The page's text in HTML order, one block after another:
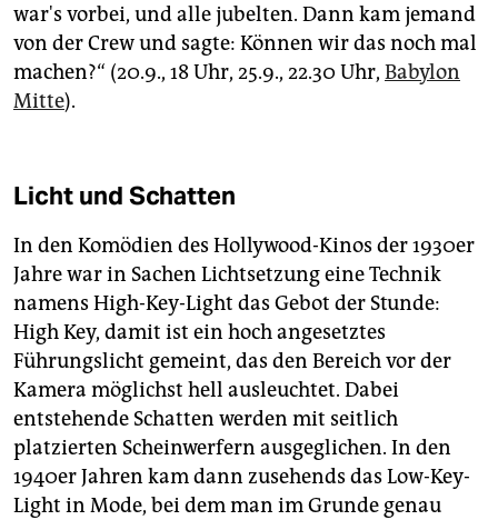
war's vorbei, und alle jubelten. Dann kam jemand
von der Crew und sagte: Können wir das noch mal
machen?“ (20.9., 18 Uhr, 25.9., 22.30 Uhr, Babylon
Mitte).
Licht und Schatten
In den Komödien des Hollywood-Kinos der 1930er
Jahre war in Sachen Lichtsetzung eine Technik
namens High-Key-Light das Gebot der Stunde:
High Key, damit ist ein hoch angesetztes
Führungslicht gemeint, das den Bereich vor der
Kamera möglichst hell ausleuchtet. Dabei
entstehende Schatten werden mit seitlich
platzierten Scheinwerfern ausgeglichen. In den
1940er Jahren kam dann zusehends das Low-Key-
Light in Mode, bei dem man im Grunde genau